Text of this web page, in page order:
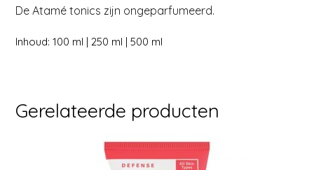
De Atamé tonics zijn ongeparfumeerd.
Inhoud: 100 ml | 250 ml | 500 ml
Gerelateerde producten